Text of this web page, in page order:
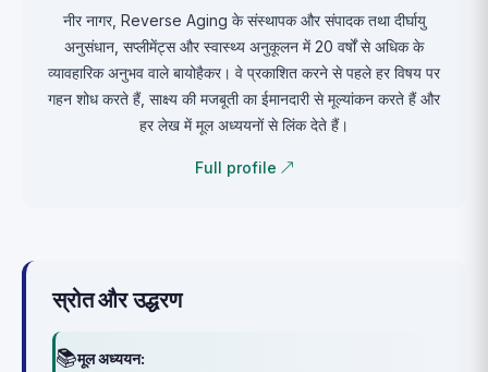
नीर नागर, Reverse Aging के संस्थापक और संपादक तथा दीर्घायु
अनुसंधान, सप्लीमेंट्स और स्वास्थ्य अनुकूलन में 20 वर्षों से अधिक के
व्यावहारिक अनुभव वाले बायोहैकर। वे प्रकाशित करने से पहले हर विषय पर
गहन शोध करते हैं, साक्ष्य की मजबूती का ईमानदारी से मूल्यांकन करते हैं और
हर लेख में मूल अध्ययनों से लिंक देते हैं।
Full profile ↗
स्रोत और उद्धरण
📚मूल अध्ययन: